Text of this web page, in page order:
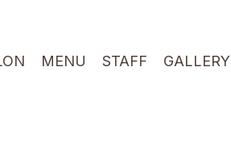
MENU STAFF GALLERY